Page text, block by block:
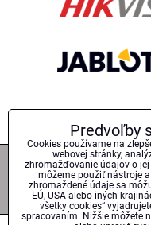
17
Predvoľby
Cookies používame na
webovej stránky,
zhromažďovanie údajov o
môžeme použiť nástroje
zhromaždené údaje sa
EÚ, USA alebo iných
všetky cookies“
spracovaním. Nižšie môžete